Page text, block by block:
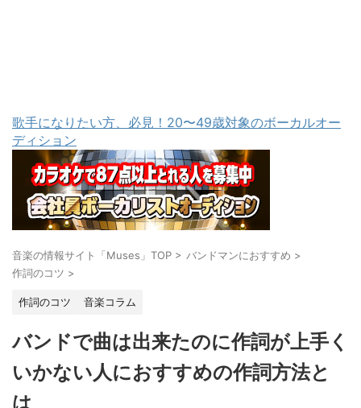
歌手になりたい方、必見！20〜49歳対象のボーカルオー
ディション
音楽の情報サイト「Muses」TOP > バンドマンにおすすめ >
作詞のコツ >
作詞のコツ 音楽コラム
バンドで曲は出来たのに作詞が上手く
いかない人におすすめの作詞方法と
は